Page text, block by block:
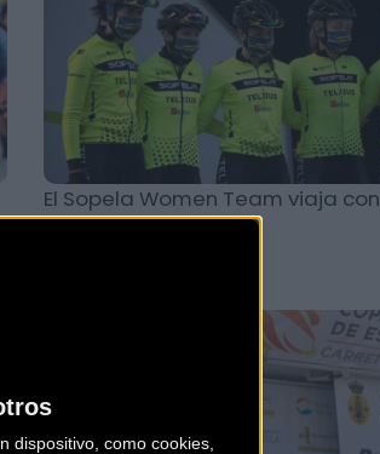
dispositivo, como cookies,
El Sopela Women Team viaja con